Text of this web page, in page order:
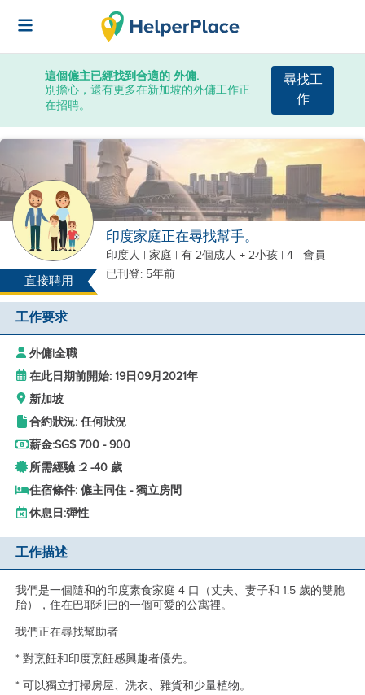
這個僱主已經找到合適的 外傭.
別擔心，還有更多在新加坡的外傭工作正
在招聘。
尋找工
作
直接聘用
印度家庭正在尋找幫手。
印度人 | 家庭 | 有 2個成人 + 2小孩 | 4 - 會員
已刊登: 5年前
工作要求
外傭|全職
在此日期前開始: 19日09月2021年
新加坡
合約狀況: 任何狀況
薪金:SG$ 700 - 900
所需經驗 :2 -40 歲
住宿條件: 僱主同住 - 獨立房間
休息日:彈性
工作描述
我們是一個隨和的印度素食家庭 4 口（丈夫、妻子和 1.5 歲的雙胞
胎），住在巴耶利巴的一個可愛的公寓裡。
我們正在尋找幫助者
* 對烹飪和印度烹飪感興趣者優先。
* 可以獨立打掃房屋、洗衣、雜貨和少量植物。